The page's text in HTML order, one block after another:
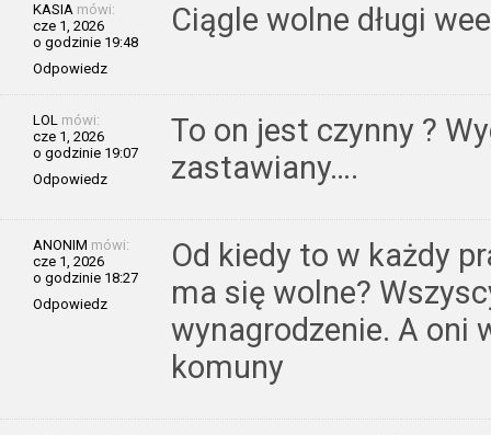
KASIA mówi:
cze 1, 2026
o godzinie 19:48
Odpowiedz
Ciągle wolne długi
LOL mówi:
cze 1, 2026
o godzinie 19:07
Odpowiedz
To on jest czynny ?
zastawiany….
ANONIM mówi:
cze 1, 2026
o godzinie 18:27
Odpowiedz
Od kiedy to w każdy
ma się wolne?
wynagrodzenie. A oni
komuny